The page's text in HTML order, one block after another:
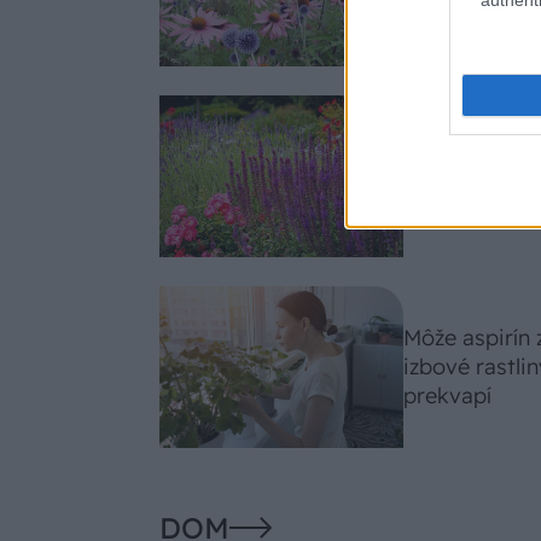
slnko svieti
fialových
Môže
izbové
prekvapí
DOM